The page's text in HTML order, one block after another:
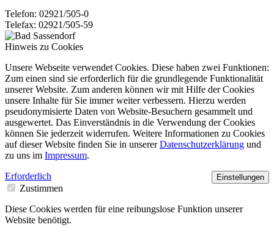
Telefon: 02921/505-0
Telefax: 02921/505-59
Hinweis zu Cookies
Unsere Webseite verwendet Cookies. Diese haben zwei Funktionen:
Zum einen sind sie erforderlich für die grundlegende Funktionalität
unserer Website. Zum anderen können wir mit Hilfe der Cookies
unsere Inhalte für Sie immer weiter verbessern. Hierzu werden
pseudonymisierte Daten von Website-Besuchern gesammelt und
ausgewertet. Das Einverständnis in die Verwendung der Cookies
können Sie jederzeit widerrufen. Weitere Informationen zu Cookies
auf dieser Website finden Sie in unsererDatenschutzerklärung und
zu uns im Impressum.
Einstellungen
Erforderlich
Zustimmen
Diese Cookies werden für eine reibungslose Funktion unserer
Website benötigt.